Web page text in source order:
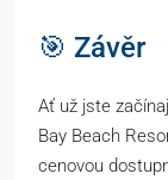
🎯 Závěr
Ať už jste
Bay Beach
cenovou